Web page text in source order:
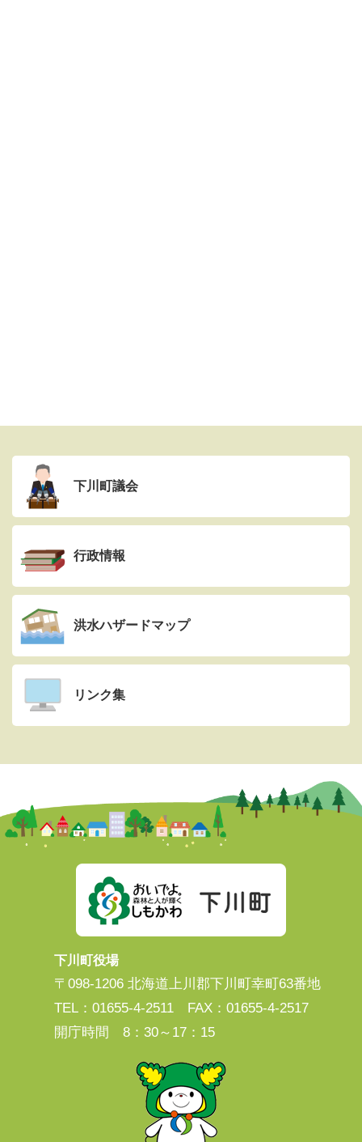
下川町議会
行政情報
洪水ハザードマップ
リンク集
下川町役場
〒098-1206 北海道上川郡下川町幸町63番地
TEL：01655-4-2511 FAX：01655-4-2517
開庁時間 8：30～17：15